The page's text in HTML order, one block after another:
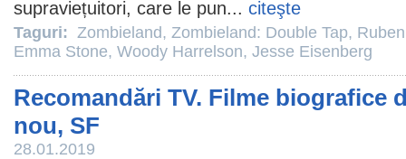
supraviețuitori, care le pun... citeşte
Taguri: Zombieland, Zombieland: Double Tap,
Emma Stone, Woody Harrelson, Jesse Eisenberg
Recomandări TV. Filme biografice
nou, SF
28.01.2019